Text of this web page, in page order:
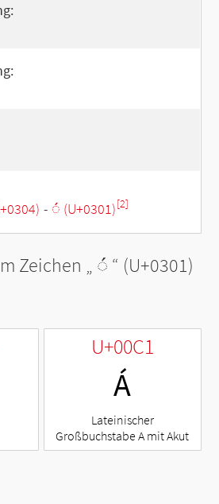
- ◌́ (U+0301)[2]
Zeichen „ ◌́ “ (U+0301)
U+00C1
Á
Lateinischer
Großbuchstabe A mit Akut